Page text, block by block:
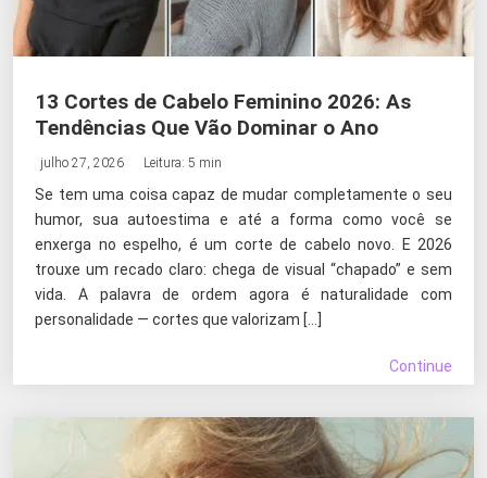
13 Cortes de Cabelo Feminino 2026: As
Tendências Que Vão Dominar o Ano
julho 27, 2026 Leitura: 5 min
Se tem uma coisa capaz de mudar completamente o seu
humor, sua autoestima e até a forma como você se
enxerga no espelho, é um corte de cabelo novo. E 2026
trouxe um recado claro: chega de visual “chapado” e sem
vida. A palavra de ordem agora é naturalidade com
personalidade — cortes que valorizam […]
Continue